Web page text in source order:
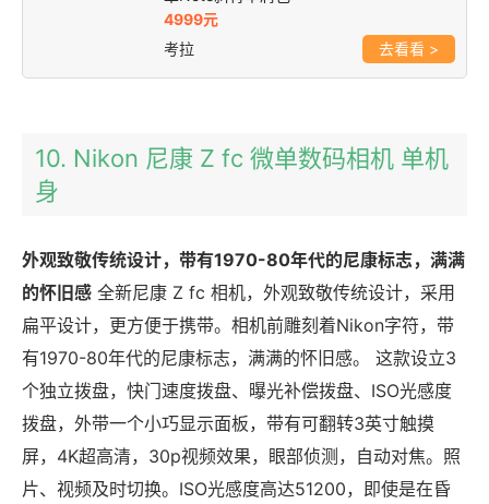
4999元
考拉
>
10. Nikon 尼康 Z fc 微单数码相机 单机
身
外观致敬传统设计，带有1970-80年代的尼康标志，满满
的怀旧感 全新尼康 Z fc 相机，外观致敬传统设计，采用
扁平设计，更方便于携带。相机前雕刻着Nikon字符，带
有1970-80年代的尼康标志，满满的怀旧感。 这款设立3
个独立拨盘，快门速度拨盘、曝光补偿拨盘、ISO光感度
拨盘，外带一个小巧显示面板，带有可翻转3英寸触摸
屏，4K超高清，30p视频效果，眼部侦测，自动对焦。照
片、视频及时切换。ISO光感度高达51200，即使是在昏